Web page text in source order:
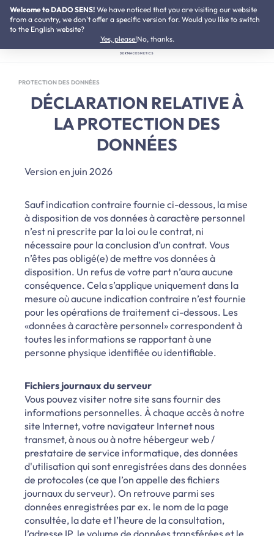
Passer au contenu principal
Welcome to DADO SENS! We have noticed that you are visiting our website
from a country, we don't offer a specific version for. Would you like to switch
to the English website?
Yes, please!No, thanks.
Testé dermatologiquement
PROTECTION DES DONNÉES
DÉCLARATION RELATIVE À
LA PROTECTION DES
DONNÉES
Version en juin 2026
Sauf indication contraire fournie ci-dessous, la mise
à disposition de vos données à caractère personnel
n’est ni prescrite par la loi ou le contrat, ni
nécessaire pour la conclusion d’un contrat. Vous
n’êtes pas obligé(e) de mettre vos données à
disposition. Un refus de votre part n’aura aucune
conséquence. Cela s’applique uniquement dans la
mesure où aucune indication contraire n’est fournie
pour les opérations de traitement ci-dessous. Les
«données à caractère personnel» correspondent à
toutes les informations se rapportant à une
personne physique identifiée ou identifiable.
Fichiers journaux du serveur
Vous pouvez visiter notre site sans fournir des
informations personnelles. À chaque accès à notre
site Internet, votre navigateur Internet nous
transmet, à nous ou à notre hébergeur web /
prestataire de service informatique, des données
d'utilisation qui sont enregistrées dans des données
de protocoles (ce que l’on appelle des fichiers
journaux du serveur). On retrouve parmi ses
données enregistrées par ex. le nom de la page
consultée, la date et l’heure de la consultation,
l’adresse IP, le volume de données transférées et le